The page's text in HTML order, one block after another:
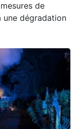
de
une dégradation